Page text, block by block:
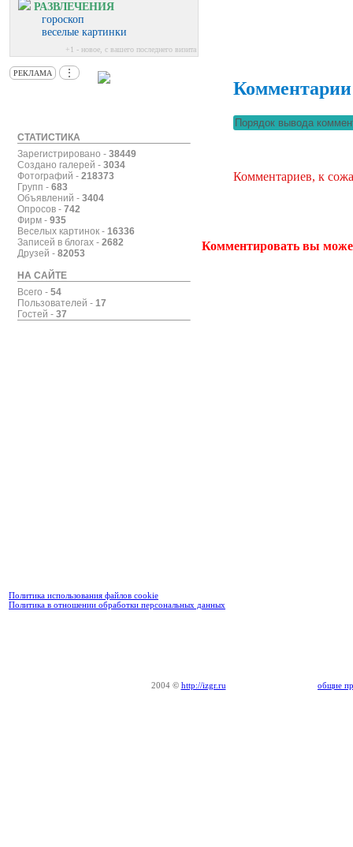
РАЗВЛЕЧЕНИЯ
гороскоп
веселые картинки
+1 - новое, с вашего последнего визита
РЕКЛАМА ⋮
СТАТИСТИКА
Зарегистрировано - 38449
Создано галерей - 3034
Фотографий - 218373
Групп - 683
Объявлений - 3404
Опросов - 742
Фирм - 935
Веселых картинок - 16336
Записей в блогах - 2682
Друзей - 82053
НА САЙТЕ
Всего - 54
Пользователей - 17
Гостей - 37
Комментарии
Комментариев, к
Комментировать вы
Политика использования файлов cookie
Политика в отношении обработки персональных данных
2004 © http://izgr.ru общие